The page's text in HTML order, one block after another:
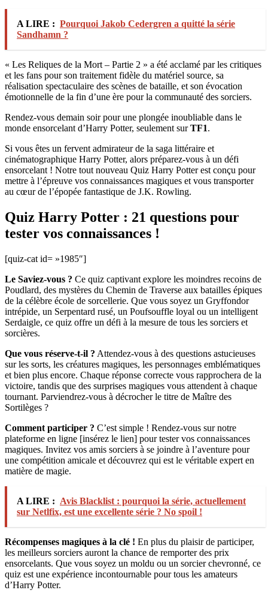
A LIRE : Pourquoi Jakob Cedergren a quitté la série
Sandhamn ?
« Les Reliques de la Mort – Partie 2 » a été acclamé par les critiques
et les fans pour son traitement fidèle du matériel source, sa
réalisation spectaculaire des scènes de bataille, et son évocation
émotionnelle de la fin d’une ère pour la communauté des sorciers.
Rendez-vous demain soir pour une plongée inoubliable dans le
monde ensorcelant d’Harry Potter, seulement surTF1.
Si vous êtes un fervent admirateur de la saga littéraire et
cinématographique Harry Potter, alors préparez-vous à un défi
ensorcelant ! Notre tout nouveau Quiz Harry Potter est conçu pour
mettre à l’épreuve vos connaissances magiques et vous transporter
au cœur de l’épopée fantastique de J.K. Rowling.
Quiz Harry Potter : 21 questions pour
tester vos connaissances !
[quiz-cat id= »1985″]
Le Saviez-vous ? Ce quiz captivant explore les moindres recoins de
Poudlard, des mystères du Chemin de Traverse aux batailles épiques
de la célèbre école de sorcellerie. Que vous soyez un Gryffondor
intrépide, un Serpentard rusé, un Poufsouffle loyal ou un intelligent
Serdaigle, ce quiz offre un défi à la mesure de tous les sorciers et
sorcières.
Que vous réserve-t-il ? Attendez-vous à des questions astucieuses
sur les sorts, les créatures magiques, les personnages emblématiques
et bien plus encore. Chaque réponse correcte vous rapprochera de la
victoire, tandis que des surprises magiques vous attendent à chaque
tournant. Parviendrez-vous à décrocher le titre de Maître des
Sortilèges ?
Comment participer ? C’est simple ! Rendez-vous sur notre
plateforme en ligne [insérez le lien] pour tester vos connaissances
magiques. Invitez vos amis sorciers à se joindre à l’aventure pour
une compétition amicale et découvrez qui est le véritable expert en
matière de magie.
A LIRE : Avis Blacklist : pourquoi la série, actuellement
sur Netlfix, est une excellente série ? No spoil !
Récompenses magiques à la clé ! En plus du plaisir de participer,
les meilleurs sorciers auront la chance de remporter des prix
ensorcelants. Que vous soyez un moldu ou un sorcier chevronné, ce
quiz est une expérience incontournable pour tous les amateurs
d’Harry Potter.